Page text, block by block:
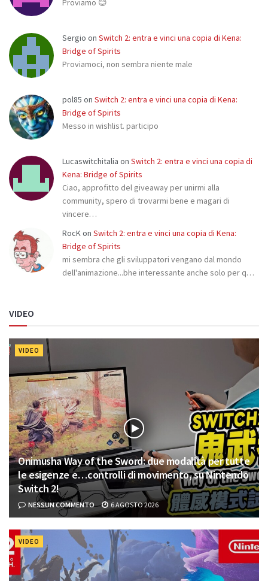
Proviamo 😊
Sergio on Switch 2: entra e vinci una copia di Kena:
Bridge of Spirits
Proviamoci, non sembra niente male
pol85 on Switch 2: entra e vinci una copia di Kena:
Bridge of Spirits
Messo in wishlist. participo
Lucaswitchitalia on Switch 2: entra e vinci una copia di
Kena: Bridge of Spirits
Ciao, approfitto del giveaway per unirmi alla
community, spero di trovarmi bene e magari di
vincere…
RocKon Switch 2: entra e vinci una copia di Kena:
Bridge of Spirits
mi sembra che gli sviluppatori vengano dal mondo
dell'animazione...bhe interessante anche solo per q…
VIDEO
VIDEO
Onimusha Way of the Sword: due modalità per tutte
le esigenze e…controlli di movimento, su Nintendo
Switch 2!
NESSUN COMMENTO 6 AGOSTO 2026
VIDEO